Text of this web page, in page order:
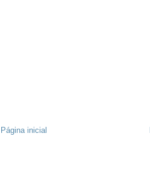
Página inicial